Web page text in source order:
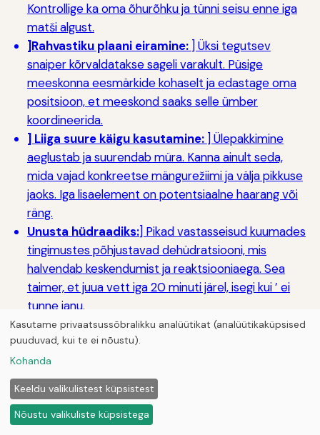
Kontrollige ka oma õhurõhku ja tünni seisu enne iga
matši algust.
]Rahvastiku plaani eiramine: ] Üksi tegutsev
snaiper kõrvaldatakse sageli varakult. Püsige
meeskonna eesmärkide kohaselt ja edastage oma
positsioon, et meeskond saaks selle ümber
koordineerida.
] Liiga suure käigu kasutamine: ] Ülepakkimine
aeglustab ja suurendab müra. Kanna ainult seda,
mida vajad konkreetse mängurežiimi ja välja pikkuse
jaoks. Iga lisaelement on potentsiaalne haarang või
räng.
Unusta hüdraadiks:] Pikad vastasseisud kuumades
tingimustes põhjustavad dehüdratsiooni, mis
halvendab keskendumist ja reaktsiooniaega. Sea
taimer, et juua vett iga 20 minuti järel, isegi kui ’ ei
tunne janu.
Kokkuvõte: Paintball Sniper
programmi loomine
paintball snaiper rolli loomine meeskonnale nõuab
Kasutame privaatsussõbralikku analüütikat (analüütikaküpsised
puuduvad, kui te ei nõustu).
Kohanda
Keeldu valikulistest küpsistest
Nõustu valikuliste küpsistega